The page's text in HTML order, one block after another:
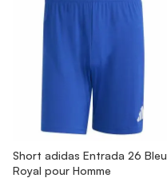
Short adidas Entrada 26 Bleu
Royal pour Homme